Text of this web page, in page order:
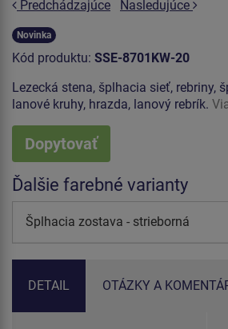
Predchádzajúce
Nasledujúce
Novinka
Kód produktu: SSE-8701KW-20
Lezecká stena, šplhacia sieť, rebriny,
lanové kruhy, hrazda, lanový rebrík.
Dopytovať
Ďalšie farebné varianty
Šplhacia zostava - strieborná
DETAIL OTÁZKY A